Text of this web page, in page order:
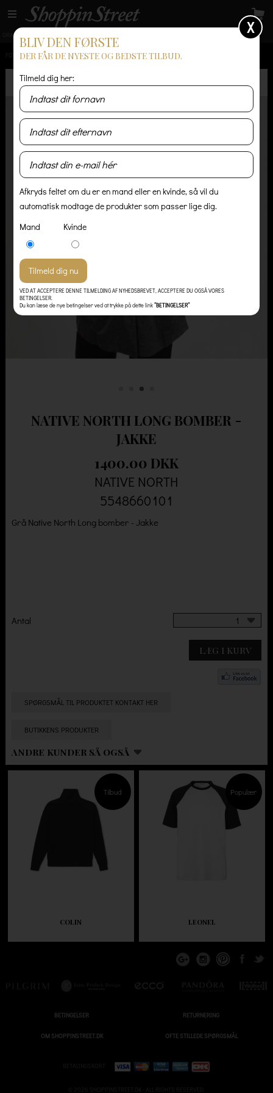
GRATIS LEVERING
FORSIDE / HERRE / JAKKER OG FRAKKER / NATIVE NORTH LONG BOMBER - JAKKE
NATIVE NORTH LONG BOMBER -
JAKKE
1400.00 DKK
NATIVE NORTH
5548660101
Grå Native North Long bomber - Jakke
Antal 1
LÆG I KURV
SPØRGSMÅL TIL PRODUKTET KONTAKT HER
BUTIKKENS PRODUKTER
ANDRE KUNDER SÅ OGSÅ
Tilbud
COLIN
Populær
LEONEL
BETINGELSER RETURNERING
OM SHOPPINSTREET.DK OFTE STILLEDE SPØRGSMÅL
X
BLIV DEN FØRSTE
DER FÅR DE NYESTE OG BEDSTE TILBUD.
Tilmeld dig her:
Afkryds feltet om du er en mand eller en kvinde, så vil du
automatisk modtage de produkter som passer lige dig.
Mand
Kvinde
VED AT ACCEPTERE DENNE TILMELDING AF NYHEDSBREVET, ACCEPTERE DU OGSÅ VORES
BETINGELSER.
Du kan læse de nye betingelser ved at trykke på dette link”BETINGELSER”